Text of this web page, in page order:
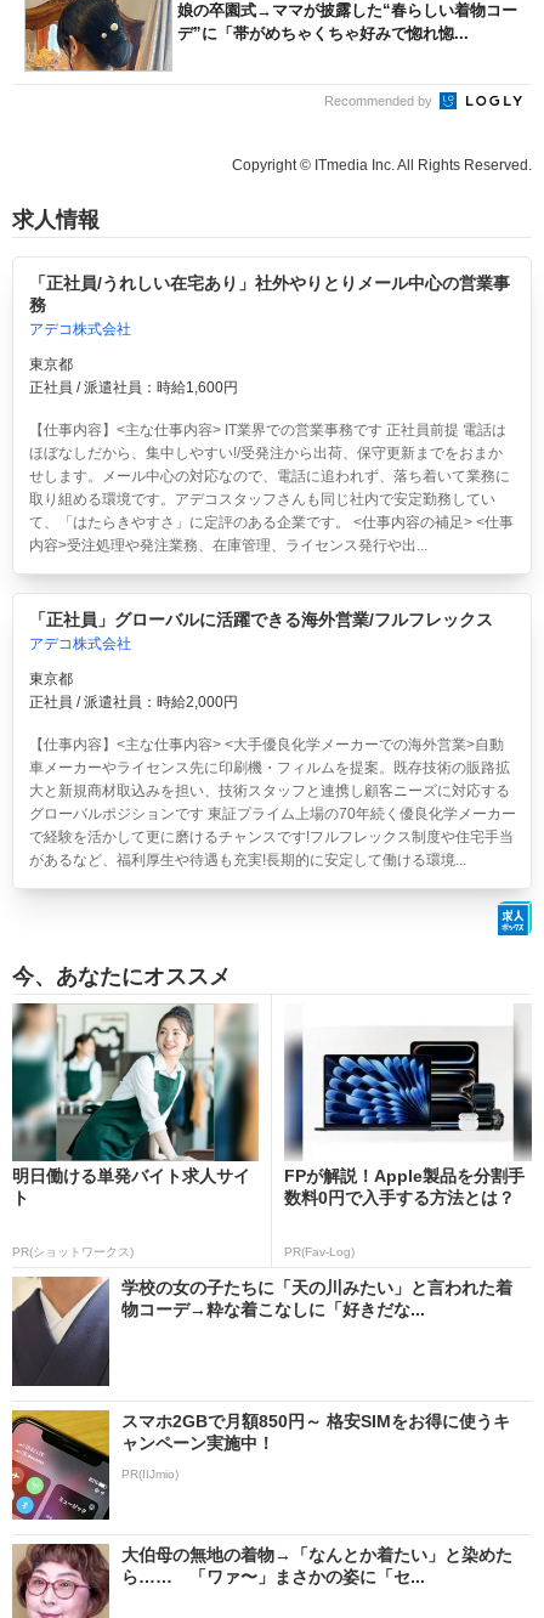
娘の卒園式→ママが披露した“春らしい着物コー
デ”に「帯がめちゃくちゃ好みで惚れ惚...
Recommended by
Copyright © ITmedia Inc. All Rights Reserved.
求人情報
「正社員/うれしい在宅あり」社外やりとりメール中心の営業事
務
アデコ株式会社
東京都
正社員 / 派遣社員：時給1,600円
【仕事内容】<主な仕事内容> IT業界での営業事務です 正社員前提 電話は
ほぼなしだから、集中しやすい!/受発注から出荷、保守更新までをおまか
せします。メール中心の対応なので、電話に追われず、落ち着いて業務に
取り組める環境です。アデコスタッフさんも同じ社内で安定勤務してい
て、「はたらきやすさ」に定評のある企業です。 <仕事内容の補足> <仕事
内容>受注処理や発注業務、在庫管理、ライセンス発行や出...
「正社員」グローバルに活躍できる海外営業/フルフレックス
アデコ株式会社
東京都
正社員 / 派遣社員：時給2,000円
【仕事内容】<主な仕事内容> <大手優良化学メーカーでの海外営業>自動
車メーカーやライセンス先に印刷機・フィルムを提案。既存技術の販路拡
大と新規商材取込みを担い、技術スタッフと連携し顧客ニーズに対応する
グローバルポジションです 東証プライム上場の70年続く優良化学メーカー
で経験を活かして更に磨けるチャンスです!フルフレックス制度や住宅手当
があるなど、福利厚生や待遇も充実!長期的に安定して働ける環境...
今、あなたにオススメ
明日働ける単発バイト求人サイ
ト
PR(ショットワークス)
FPが解説！Apple製品を分割手
数料0円で入手する方法とは？
PR(Fav-Log)
学校の女の子たちに「天の川みたい」と言われた着
物コーデ→粋な着こなしに「好きだな...
スマホ2GBで月額850円～ 格安SIMをお得に使うキ
ャンペーン実施中！
PR(IIJmio)
大伯母の無地の着物→「なんとか着たい」と染めた
ら…… 「ワァ〜」まさかの姿に「セ...